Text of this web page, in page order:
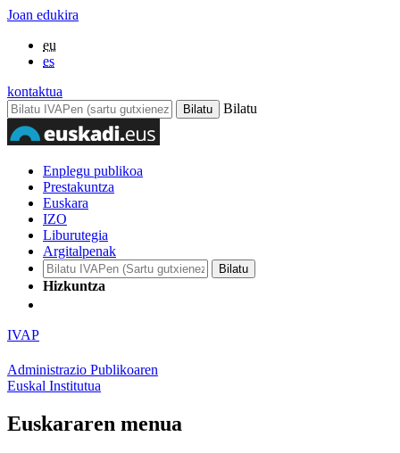
Joan edukira
eu
es
kontaktua
Bilatu
Enplegu publikoa
Prestakuntza
Euskara
IZO
Liburutegia
Argitalpenak
Hizkuntza
IVAP
Administrazio Publikoaren
Euskal Institutua
Euskararen menua